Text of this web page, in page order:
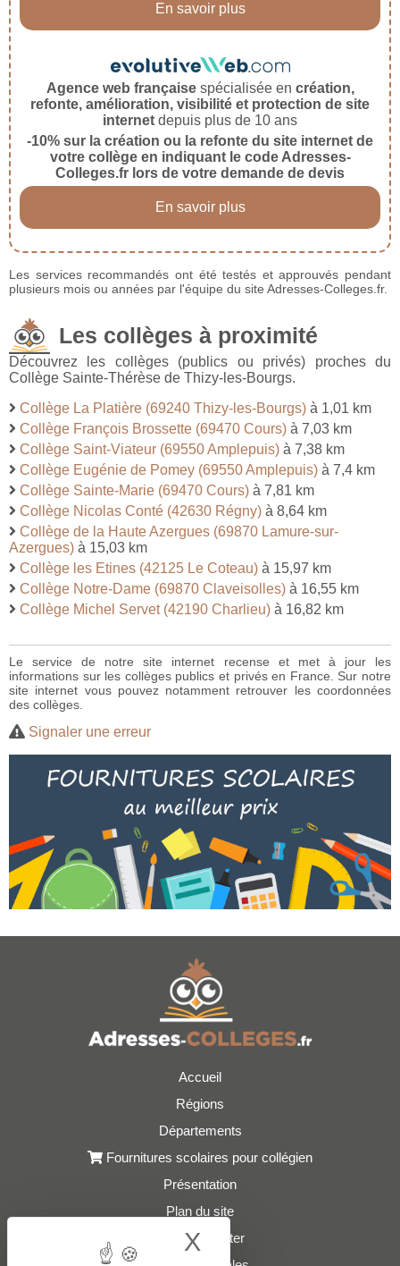
En savoir plus
Agence web françaisespécialisée en création,
refonte, amélioration, visibilité et protection de site
internet depuis plus de 10 ans
-10% sur la création ou la refonte du site internet de
votre collège en indiquant le code Adresses-
Colleges.fr lors de votre demande de devis
En savoir plus
Les services recommandés ont été testés et approuvés pendant
plusieurs mois ou années par l'équipe du site Adresses-Colleges.fr.
Les collèges à proximité
Découvrez les collèges (publics ou privés) proches du
Collège Sainte-Thérèse de Thizy-les-Bourgs.
Collège La Platière (69240 Thizy-les-Bourgs) à 1,01 km
Collège François Brossette (69470 Cours) à 7,03 km
Collège Saint-Viateur (69550 Amplepuis) à 7,38 km
Collège Eugénie de Pomey (69550 Amplepuis) à 7,4 km
Collège Sainte-Marie (69470 Cours) à 7,81 km
Collège Nicolas Conté (42630 Régny) à 8,64 km
Collège de la Haute Azergues (69870 Lamure-sur-
Azergues) à 15,03 km
Collège les Etines (42125 Le Coteau) à 15,97 km
Collège Notre-Dame (69870 Claveisolles) à 16,55 km
Collège Michel Servet (42190 Charlieu) à 16,82 km
Le service de notre site internet recense et met à jour les
informations sur les collèges publics et privés en France. Sur notre
site internet vous pouvez notamment retrouver les coordonnées
des collèges.
Signaler une erreur
Accueil
Régions
Départements
Fournitures scolaires pour collégien
Présentation
Plan du site
Nous contacter
X Hide cookie